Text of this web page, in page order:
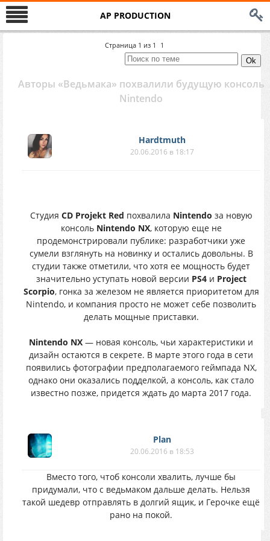
AP PRODUCTION
Страница 1 из 1 1
Авторы «Ведьмака» похвалили будущую консоль
Nintendo
Hardtmuth
20.06.2016 в 18:17
Студия CD Projekt Red похвалила Nintendo за новую
консоль Nintendo NX, которую еще не
продемонстрировали публике: разработчики уже
сумели взглянуть на новинку и остались довольны. В
студии также отметили, что хотя ее мощность будет
значительно уступать новой версии PS4 и Project
Scorpio, гонка за железом не является приоритетом для
Nintendo, и компания просто не может себе позволить
делать мощные приставки.
Nintendo NX — новая консоль, чьи характеристики и
дизайн остаются в секрете. В марте этого года в сети
появились фотографии предполагаемого геймпада NX,
однако они оказались подделкой, а консоль, как стало
известно позже, придется ждать до марта 2017 года.
Plan
20.06.2016 в 18:53
Вместо того, чтоб консоли хвалить, лучше бы
придумали, что с ведьмаком дальше делать. Нельзя
такой шедевр отправлять в долгий ящик, и Герочке ещё
рано на покой.